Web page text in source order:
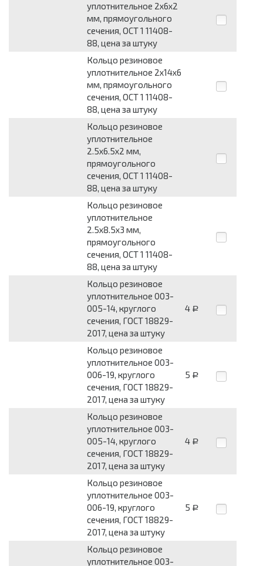
уплотнительное 2x6x2
мм, прямоугольного
сечения, ОСТ 1 11408-
88, цена за штуку
Кольцо резиновое
уплотнительное 2x14x6
мм, прямоугольного
сечения, ОСТ 1 11408-
88, цена за штуку
Кольцо резиновое
уплотнительное
2.5x6.5x2 мм,
прямоугольного
сечения, ОСТ 1 11408-
88, цена за штуку
Кольцо резиновое
уплотнительное
2.5x8.5x3 мм,
прямоугольного
сечения, ОСТ 1 11408-
88, цена за штуку
Кольцо резиновое
уплотнительное 003-
005-14, круглого
сечения, ГОСТ 18829-
2017, цена за штуку
4 Р
Кольцо резиновое
уплотнительное 003-
006-19, круглого
сечения, ГОСТ 18829-
2017, цена за штуку
5 Р
Кольцо резиновое
уплотнительное 003-
005-14, круглого
сечения, ГОСТ 18829-
2017, цена за штуку
4 Р
Кольцо резиновое
уплотнительное 003-
006-19, круглого
сечения, ГОСТ 18829-
2017, цена за штуку
5 Р
Кольцо резиновое
уплотнительное 003-